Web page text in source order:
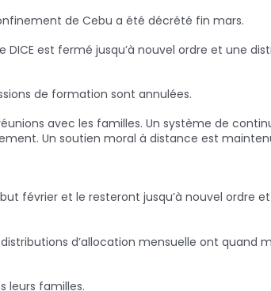
de Cebu a été décrété fin mars.
DICE est fermé jusqu’à nouvel ordre et une
de formation sont annulées.
avec les familles. Un système de
Un soutien moral à distance est
février et le resteront jusqu’à nouvel ordre
distributions d’allocation mensuelle ont
leurs familles.